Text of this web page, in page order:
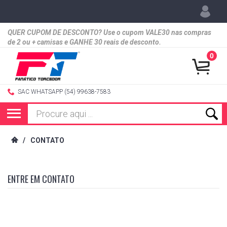
QUER CUPOM DE DESCONTO? Use o cupom VALE30 nas compras
de 2 ou + camisas e GANHE 30 reais de desconto.
SAC WHATSAPP (54) 99638-7583
0
/ CONTATO
ENTRE EM CONTATO